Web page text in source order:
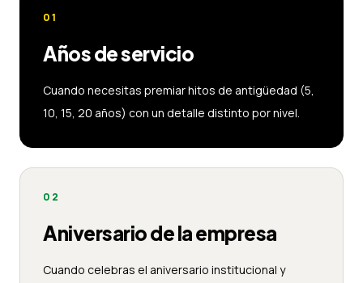
01
Años de servicio
Cuando necesitas premiar hitos de antigüedad (5,
10, 15, 20 años) con un detalle distinto por nivel.
02
Aniversario de la empresa
Cuando celebras el aniversario institucional y